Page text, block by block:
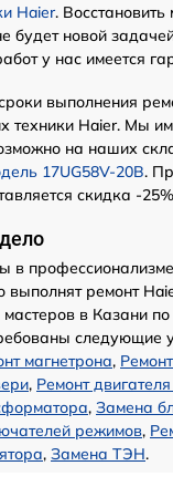
Haier.
будет новой
у нас имеется
выполнения
техники Haier. Мы
на наших
17UG58V-20B.
скидка -
в
выполнят ремонт
в Казани по
следующие
магнетрона,
, Ремонт
, Замена
режимов,
, Замена ТЭН.